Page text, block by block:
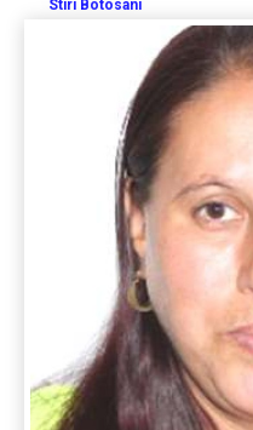
Stiri Botosani